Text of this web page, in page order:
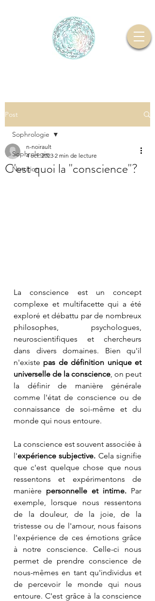
Post
Sophrologie
Nutrition
Sophrologie
C'est quoi la "conscience"?
n-noirault
4 oct. 2023 2 min de lecture
La conscience est un concept
complexe et multifacette qui a été
exploré et débattu par de nombreux
philosophes, psychologues,
neuroscientifiques et chercheurs
dans divers domaines. Bien qu'il
n'existe pas de définition unique et
universelle de la conscience, on peut
la définir de manière générale
comme l'état de conscience ou de
connaissance de soi-même et du
monde qui nous entoure.
La conscience est souvent associée à
l'expérience subjective. Cela signifie
que c'est quelque chose que nous
ressentons et expérimentons de
manière personnelle et intime. Par
exemple, lorsque nous ressentons
de la douleur, de la joie, de la
tristesse ou de l'amour, nous faisons
l'expérience de ces émotions grâce
à notre conscience. Celle-ci nous
permet de prendre conscience de
nous-mêmes en tant qu'individus et
de percevoir le monde qui nous
entoure. C'est grâce à la conscience